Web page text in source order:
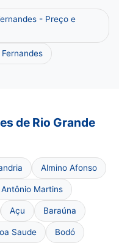
- Preço e
de Rio Grande
Almino Afonso
Antônio Martins
Açu Baraúna
Saude Bodó